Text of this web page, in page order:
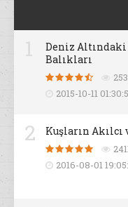
Deniz Altındaki
Balıkları
2015-10-11
2 Kuşların
2016-08-01